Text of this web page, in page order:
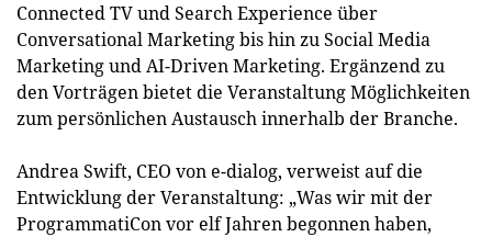
Connected TV und Search Experience über
Conversational Marketing bis hin zu Social Media
Marketing und AI-Driven Marketing. Ergänzend zu
den Vorträgen bietet die Veranstaltung Möglichkeiten
zum persönlichen Austausch innerhalb der Branche.
Andrea Swift, CEO von e-dialog, verweist auf die
Entwicklung der Veranstaltung: „Was wir mit der
ProgrammatiCon vor elf Jahren begonnen haben,